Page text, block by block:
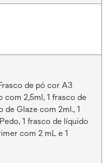
de pó cor A3
com 2,5ml, 1 frasco de
de Glaze com 2ml., 1
1 frasco de líquido
com 2 mL e 1